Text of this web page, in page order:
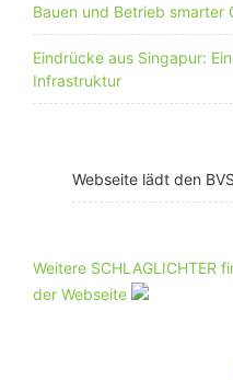
Bauen und Betrieb smarter
Eindrücke aus Singapur:
Infrastruktur
Webseite lädt den
Weitere SCHLAGLICHTER
der Webseite